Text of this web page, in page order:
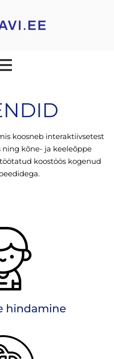
koosneb interaktiivsetest
kõne- ja keeleõppe
koostöös kogenud
hindamine